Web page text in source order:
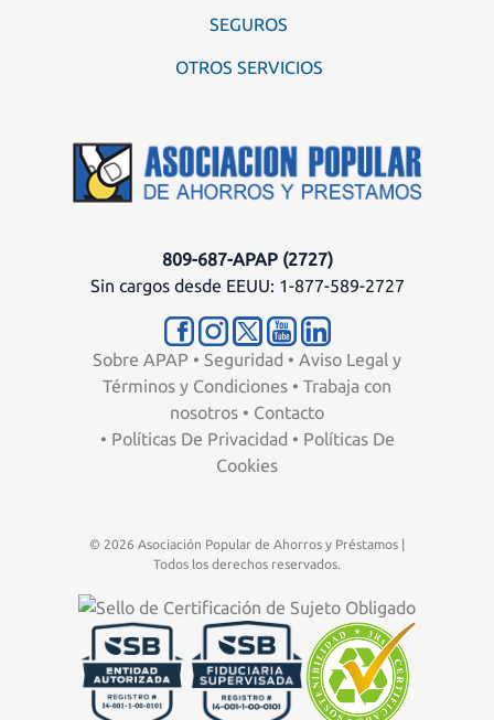
SEGUROS
OTROS SERVICIOS
809-687-APAP (2727)
Sin cargos desde EEUU: 1-877-589-2727
Sobre APAP • Seguridad • Aviso Legal y
Términos y Condiciones • Trabaja con
nosotros • Contacto
• Políticas De Privacidad • Políticas De
Cookies
© 2026 Asociación Popular de Ahorros y Préstamos |
Todos los derechos reservados.